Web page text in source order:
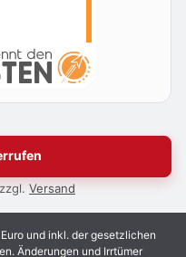
Versand
und inkl. der gesetzlichen
Änderungen und Irrtümer